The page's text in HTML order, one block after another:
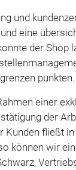
und
eine
der Shop
punkten.
einer
der
Kunden fließt
können wir